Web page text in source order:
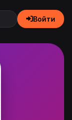
Войти